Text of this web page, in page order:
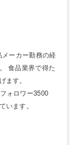
ーカー勤務の経
食品業界で得た
す。
ォロワー3500
います。